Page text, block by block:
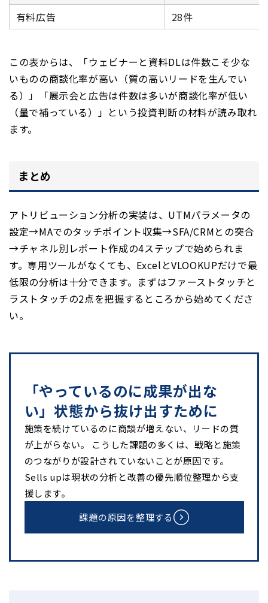
有料広告
28件
この表からは、「ウェビナーと資料DLは件数こそ少な
いものの商談化率が高い（質の高いリードを生んでい
る）」「展示会と広告は件数は多いが商談化率が低い
（量で補っている）」という投資判断の材料が読み取れ
ます。
まとめ
アトリビューション分析の実装は、UTMパラメータの
設定→MAでのタッチポイント収集→SFA/CRMとの突合
→チャネル別レポート作成の4ステップで始められま
す。専用ツールがなくても、ExcelとVLOOKUPだけで最
低限の分析は十分できます。まずはファーストタッチと
ラストタッチの2点を把握するところから始めてくださ
い。
「やっているのに成果が出な
い」状態から抜け出すために
施策を続けているのに商談が増えない、リードの質
が上がらない。 こうした課題の多くは、戦略と施策
のつながりが設計されていないことが原因です。
Sells upは現状の分析と改善の優先順位整理から支
援します。
課題の原因を整理する